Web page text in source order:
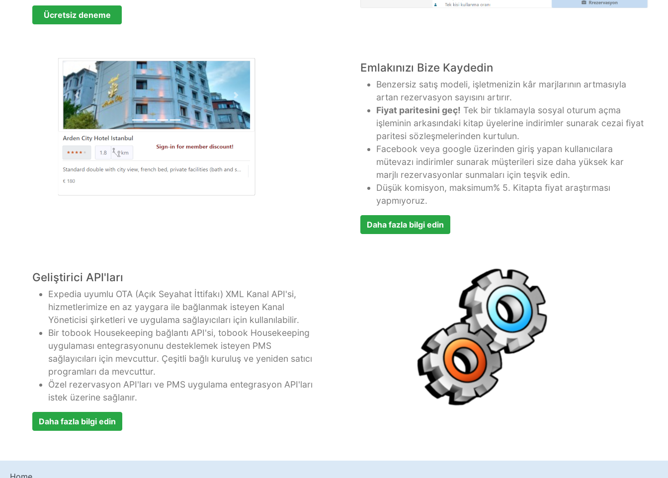
Ücretsiz deneme
Emlakınızı Bize Kaydedin
Benzersiz satış modeli, işletmenizin kâr marjlarının artmasıyla
artan rezervasyon sayısını artırır.
Fiyat paritesini geç! Tek bir tıklamayla sosyal oturum açma
işleminin arkasındaki kitap üyelerine indirimler sunarak cezai fiyat
paritesi sözleşmelerinden kurtulun.
Facebook veya google üzerinden giriş yapan kullanıcılara
mütevazı indirimler sunarak müşterileri size daha yüksek kar
marjlı rezervasyonlar sunmaları için teşvik edin.
Düşük komisyon, maksimum% 5. Kitapta fiyat araştırması
yapmıyoruz.
Daha fazla bilgi edin
Geliştirici API'ları
Expedia uyumlu OTA (Açık Seyahat İttifakı) XML Kanal API'si,
hizmetlerimize en az yaygara ile bağlanmak isteyen Kanal
Yöneticisi şirketleri ve uygulama sağlayıcıları için kullanılabilir.
Bir tobook Housekeeping bağlantı API'si, tobook Housekeeping
uygulaması entegrasyonunu desteklemek isteyen PMS
sağlayıcıları için mevcuttur. Çeşitli bağlı kuruluş ve yeniden satıcı
programları da mevcuttur.
Özel rezervasyon API'ları ve PMS uygulama entegrasyon API'ları
istek üzerine sağlanır.
Daha fazla bilgi edin